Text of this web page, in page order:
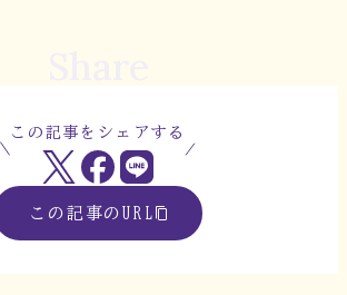
この記事をシェアする
この記事のURL